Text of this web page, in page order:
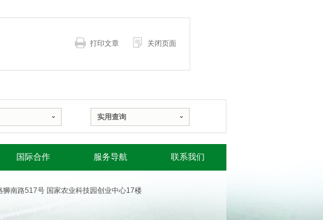
打印文章 关闭页面
实用查询
国际合作 服务导航 联系我们
狮南路517号 国家农业科技园创业中心17楼